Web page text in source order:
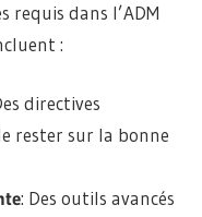
requis dans l’ADM
:
directives
rester sur la bonne
: Des outils avancés